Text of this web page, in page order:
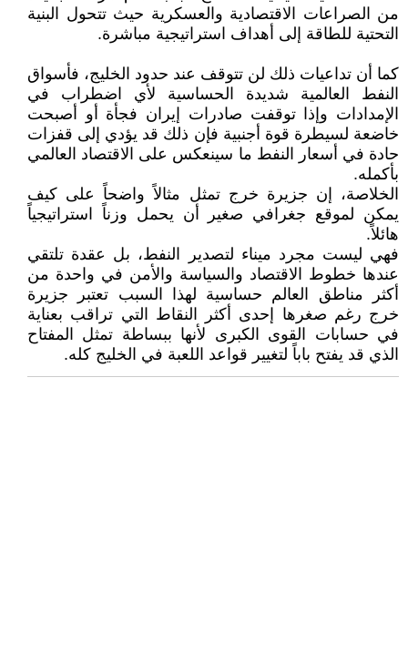
من الصراعات الاقتصادية والعسكرية حيث تتحول البنية
التحتية للطاقة إلى أهداف استراتيجية مباشرة.
كما أن تداعيات ذلك لن تتوقف عند حدود الخليج، فأسواق
النفط العالمية شديدة الحساسية لأي اضطراب في
الإمدادات وإذا توقفت صادرات إيران فجأة أو أصبحت
خاضعة لسيطرة قوة أجنبية فإن ذلك قد يؤدي إلى قفزات
حادة في أسعار النفط ما سينعكس على الاقتصاد العالمي
بأكمله.
الخلاصة، إن جزيرة خرج تمثل مثالاً واضحاً على كيف
يمكن لموقع جغرافي صغير أن يحمل وزناً استراتيجياً
هائلاً.
فهي ليست مجرد ميناء لتصدير النفط، بل عقدة تلتقي
عندها خطوط الاقتصاد والسياسة والأمن في واحدة من
أكثر مناطق العالم حساسية لهذا السبب تعتبر جزيرة
خرج رغم صغرها إحدى أكثر النقاط التي تراقب بعناية
في حسابات القوى الكبرى لأنها ببساطة تمثل المفتاح
الذي قد يفتح باباً لتغيير قواعد اللعبة في الخليج كله.